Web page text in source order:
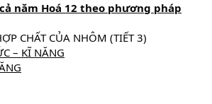
năm Hoá 12 theo phương pháp
CHẤT CỦA NHÔM (TIẾT 3)
– KĨ NĂNG